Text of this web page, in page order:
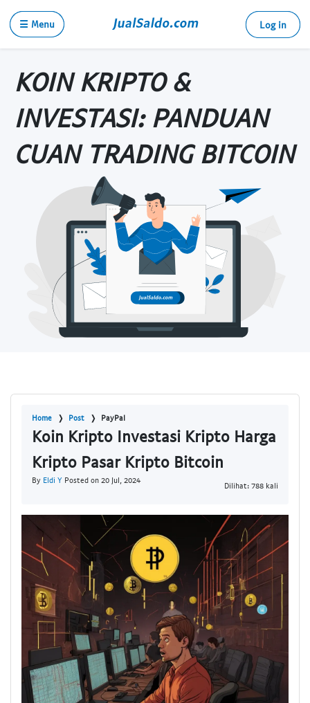
☰ Menu Log in
KOIN KRIPTO &
INVESTASI: PANDUAN
CUAN TRADING BITCOIN
Home Post PayPal
Koin Kripto Investasi Kripto Harga
Kripto Pasar Kripto Bitcoin
By Eldi Y Posted on 20 Jul, 2024
Dilihat: 788 kali